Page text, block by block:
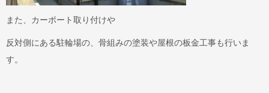
また、カーポート取り付けや
反対側にある駐輪場の、骨組みの塗装や屋根の板金工事も行いま
す。